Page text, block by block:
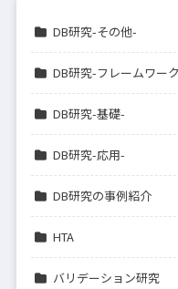
DB研究-その他-
DB研究-フレームワー
DB研究-基礎-
DB研究-応用-
DB研究の事例紹介
HTA
バリデーション研究